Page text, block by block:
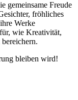
gemeinsame Freude
fröhliches
Werke
wie Kreativität,
bleiben wird!